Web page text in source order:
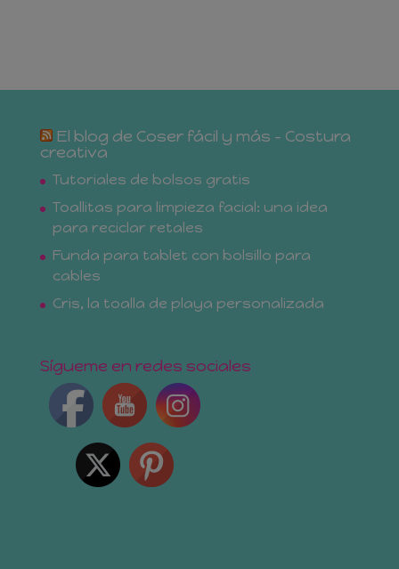
El blog de Coser fácil y más – Costura
creativa
Tutoriales de bolsos gratis
Toallitas para limpieza facial: una idea
para reciclar retales
Funda para tablet con bolsillo para
cables
Cris, la toalla de playa personalizada
Sígueme en redes sociales